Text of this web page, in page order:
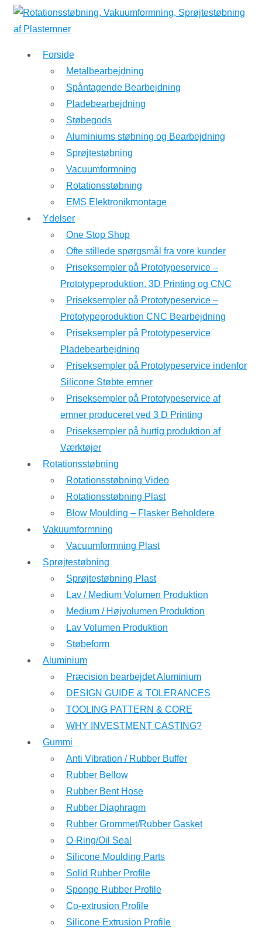
↓
Hop
hovedindhold
Forside
Metalbearbejdning
Spåntagende Bearbejdning
Pladebearbejdning
Støbegods
Aluminiums støbning og Bearbejdning
Sprøjtestøbning
Vacuumformning
Rotationsstøbning
EMS Elektronikmontage
Ydelser
One Stop Shop
Ofte stillede spørgsmål fra vore kunder
Priseksempler på Prototypeservice –
Prototypeproduktion. 3D Printing og CNC
Priseksempler på Prototypeservice –
Prototypeproduktion CNC Bearbejdning
Priseksempler på Prototypeservice
Pladebearbejdning
Priseksempler på Prototypeservice indenfor
Silicone Støbte emner
Priseksempler på Prototypeservice af
emner produceret ved 3 D Printing
Priseksempler på hurtig produktion af
Værktøjer
Rotationsstøbning
Rotationsstøbning Video
Rotationsstøbning Plast
Blow Moulding – Flasker Beholdere
Vakuumformning
Vacuumformning Plast
Sprøjtestøbning
Sprøjtestøbning Plast
Lav / Medium Volumen Produktion
Medium / Højvolumen Produktion
Lav Volumen Produktion
Støbeform
Aluminium
Præcision bearbejdet Aluminium
DESIGN GUIDE & TOLERANCES
TOOLING PATTERN & CORE
WHY INVESTMENT CASTING?
Gummi
Anti Vibration / Rubber Buffer
Rubber Bellow
Rubber Bent Hose
Rubber Diaphragm
Rubber Grommet/Rubber Gasket
O-Ring/Oil Seal
Silicone Moulding Parts
Solid Rubber Profile
Sponge Rubber Profile
Co-extrusion Profile
Silicone Extrusion Profile